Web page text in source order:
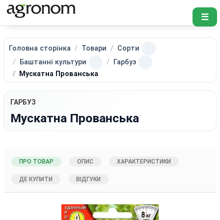
☰
Головна сторінка Товари
Сорти
Баштанні культури
Гарбуз
Мускатна Прованська
ГАРБУЗ
Мускатна Прованська
ПРО ТОВАР ОПИС ХАРАКТЕРИСТИКИ
ДЕ КУПИТИ ВІДГУКИ